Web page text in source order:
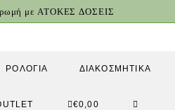
με ΑΤΟΚΕΣ ΔΟΣΕΙΣ
ΡΟΛΌΓΙΑ ΔΙΑΚΟΣΜΗΤΙΚΆ
€0,00 TOGGLE